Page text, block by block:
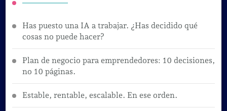
Has puesto una IA a trabajar. ¿Has decidido qué
cosas no puede hacer?
Plan de negocio para emprendedores: 10 decisiones,
no 10 páginas.
Estable, rentable, escalable. En ese orden.